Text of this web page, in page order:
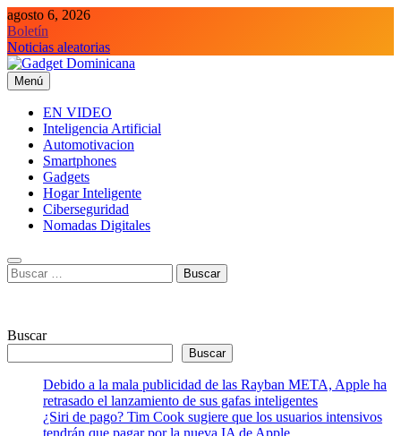
Saltar
al
contenido
agosto 6, 2026
Boletín
Noticias aleatorias
Gadget Dominicana
Gadgets y Tecnología de consumo
Menú
EN VIDEO
Inteligencia Artificial
Automotivacion
Smartphones
Gadgets
Hogar Inteligente
Ciberseguridad
Nomadas Digitales
Buscar:
Buscar
Buscar
Debido a la mala publicidad de las Rayban META, Apple ha
retrasado el lanzamiento de sus gafas inteligentes
¿Siri de pago? Tim Cook sugiere que los usuarios intensivos
tendrán que pagar por la nueva IA de Apple